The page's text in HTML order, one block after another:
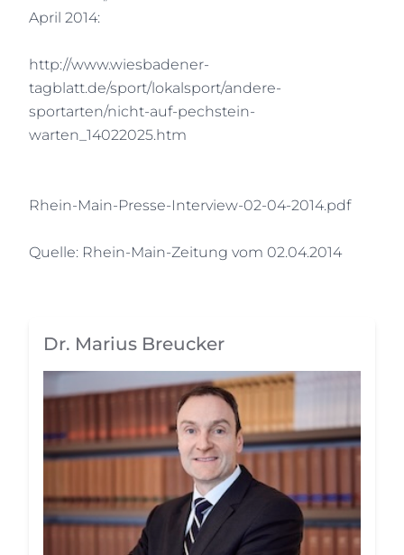
April 2014:
http://www.wiesbadener-
tagblatt.de/sport/lokalsport/andere-
sportarten/nicht-auf-pechstein-
warten_14022025.htm
Rhein-Main-Presse-Interview-02-04-2014.pdf
Quelle: Rhein-Main-Zeitung vom 02.04.2014
Dr. Marius Breucker